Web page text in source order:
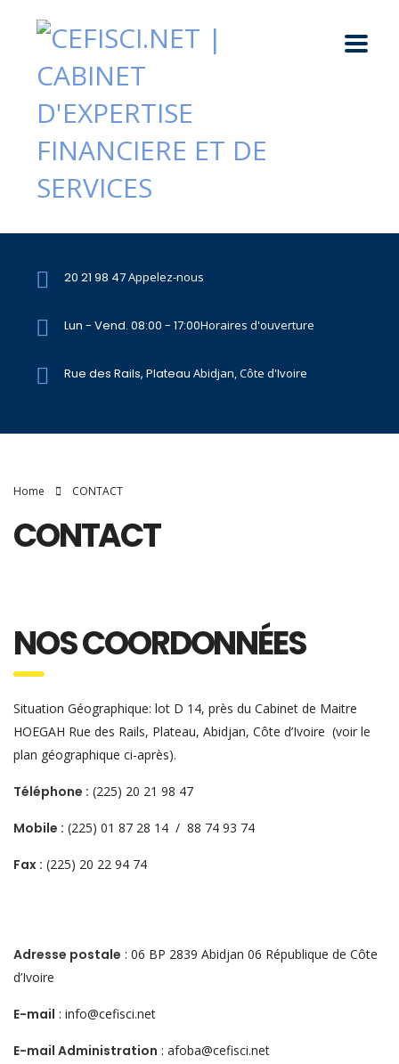
20 21 98 47Appelez-nous
Lun - Vend. 08:00 - 17:00Horaires d'ouverture
Rue des Rails, Plateau Abidjan, Côte d'Ivoire
Home CONTACT
CONTACT
NOS COORDONNÉES
Situation Géographique: lot D 14, près du Cabinet de Maitre
HOEGAH Rue des Rails, Plateau, Abidjan, Côte d’Ivoire (voir le
plan géographique ci-après).
Téléphone : (225) 20 21 98 47
Mobile : (225) 01 87 28 14 / 88 74 93 74
Fax : (225) 20 22 94 74
Adresse postale : 06 BP 2839 Abidjan 06 République de Côte
d’Ivoire
E-mail : info@cefisci.net
E-mail Administration : afoba@cefisci.net